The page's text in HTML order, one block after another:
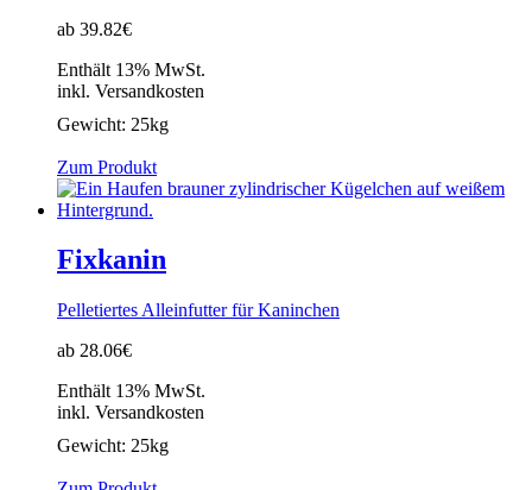
ab 39.82€
Enthält 13% MwSt.
inkl. Versandkosten
Gewicht: 25kg
Zum Produkt
Fixkanin
Pelletiertes Alleinfutter für Kaninchen
ab 28.06€
Enthält 13% MwSt.
inkl. Versandkosten
Gewicht: 25kg